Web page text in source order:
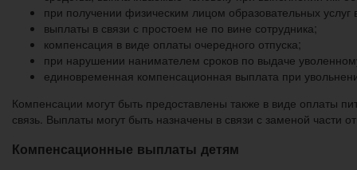
при получении физическим лицом образовательных
выплаты в связи с простоем не по вине сотрудника;
компенсация в виде оплаты очередного отпуска;
при нарушении нанимателем сроков по выдаче
единовременная компенсационная выплата при
Компенсации могут быть предоставлены также в виде оплаты
связь. Выплаты могут быть назначены в связи с заменой части
Компенсационные выплаты детям